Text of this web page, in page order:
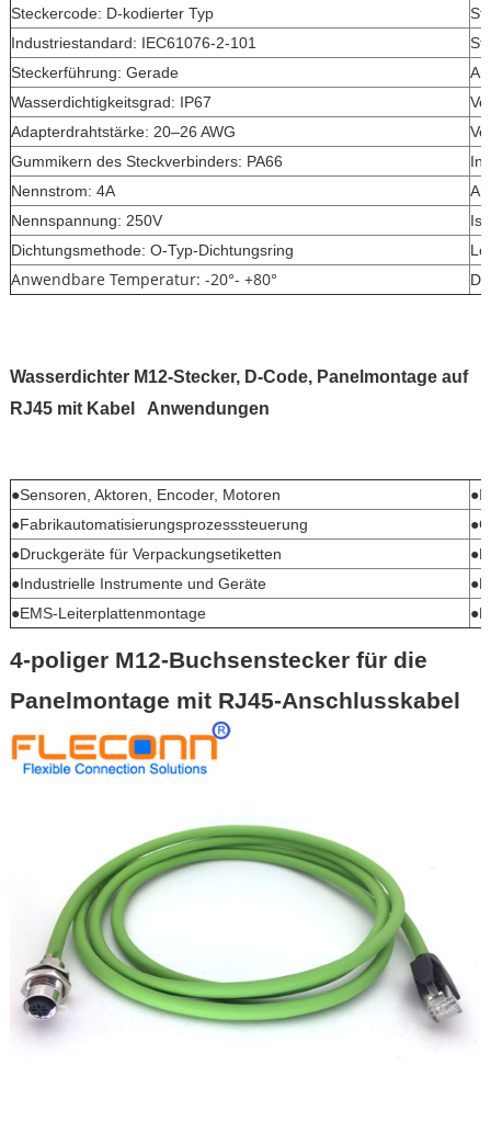
Steckercode: D-kodierter Typ
Industriestandard: IEC61076-2-101
Steckerführung: Gerade
Wasserdichtigkeitsgrad: IP67
Adapterdrahtstärke: 20–26 AWG
Gummikern des Steckverbinders: PA66
Nennstrom: 4A
Nennspannung: 250V
Dichtungsmethode: O-Typ-Dichtungsring
Anwendbare Temperatur: -20°- +80°
Wasserdichter M12-Stecker, D-Code, Panelmontage auf
RJ45 mit Kabel
Anwendungen
●Sensoren, Aktoren, Encoder, Motoren
●Fabrikautomatisierungsprozesssteuerung
●Druckgeräte für Verpackungsetiketten
●Industrielle Instrumente und Geräte
●EMS-Leiterplattenmontage
4-poliger M12-Buchsenstecker für die
Panelmontage mit RJ45-Anschlusskabel